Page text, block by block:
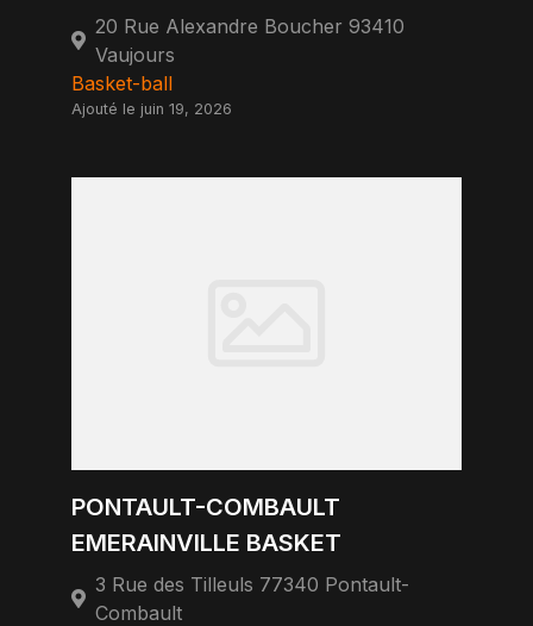
20 Rue Alexandre Boucher 93410
Vaujours
Basket-ball
Ajouté le juin 19, 2026
PONTAULT-COMBAULT
EMERAINVILLE BASKET
3 Rue des Tilleuls 77340 Pontault-
Combault